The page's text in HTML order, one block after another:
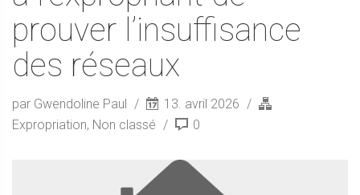
prouver l’insuffisance
des réseaux
par Gwendoline Paul
13. avril 2026
Expropriation, Non classé 0